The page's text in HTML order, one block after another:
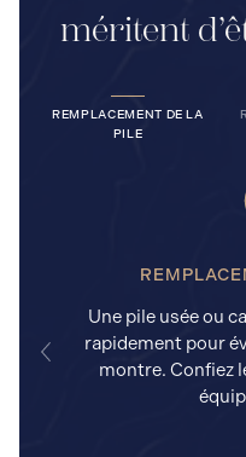
méritent
REMPLACEMENT DE LA
PILE
Une pile usée ou
rapidement pour
montre. Confiez